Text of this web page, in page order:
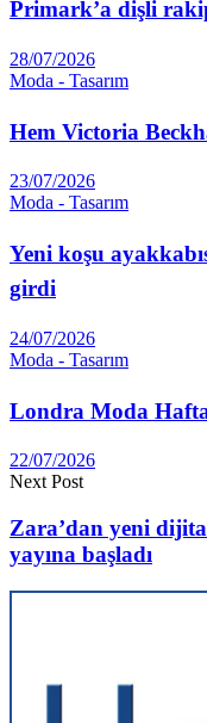
Primark’a dişli
28/07/2026
Moda - Tasarım
Hem Victoria
23/07/2026
Moda - Tasarım
Yeni koşu
girdi
24/07/2026
Moda - Tasarım
Londra Moda
22/07/2026
Next Post
Zara’dan yeni
yayına başladı